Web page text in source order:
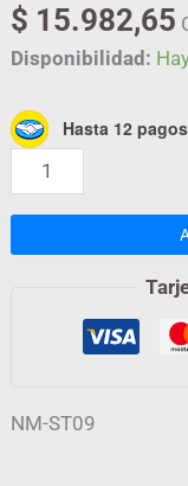
$ 15.982,65
Disponibilidad:
Hasta 12
NM-ST09